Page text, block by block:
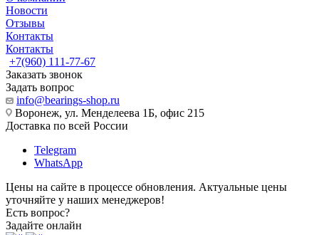
Новости
Отзывы
Контакты
Контакты
+7(960) 111-77-67
Заказать звонок
Задать вопрос
info@bearings-shop.ru
Воронеж, ул. Менделеева 1Б, офис 215
Доставка по всей России
Telegram
WhatsApp
Цены на сайте в процессе обновления. Актуальные цены
уточняйте у наших менеджеров!
Есть вопрос?
Задайте онлайн